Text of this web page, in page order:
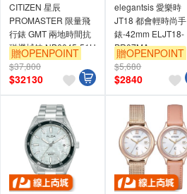
CITIZEN 星辰
PROMASTER 限量飛
行錶 GMT 兩地時間抗
磁機械錶 NB6045-51H
贈OPENPOINT
$37,800
$32130
elegantsis 愛樂時
JT18 都會輕時尚手
錶-42mm ELJT18-
PR07MA
贈OPENPOINT
$5,680
$2840